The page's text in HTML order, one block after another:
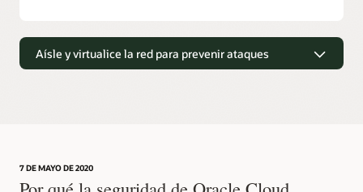
Aísle y virtualice la red para prevenir ataques
El SmartNIC está aislado del host mediante hardware y
7 DE MAYO DE 2020